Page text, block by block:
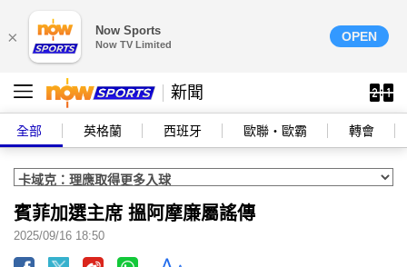
× Now Sports
Now TV Limited
OPEN
新聞
全部 英格蘭 西班牙 歐聯‧歐霸 轉會
賓菲加選主席 搵阿摩廉屬謠傳
2025/09/16 18:50